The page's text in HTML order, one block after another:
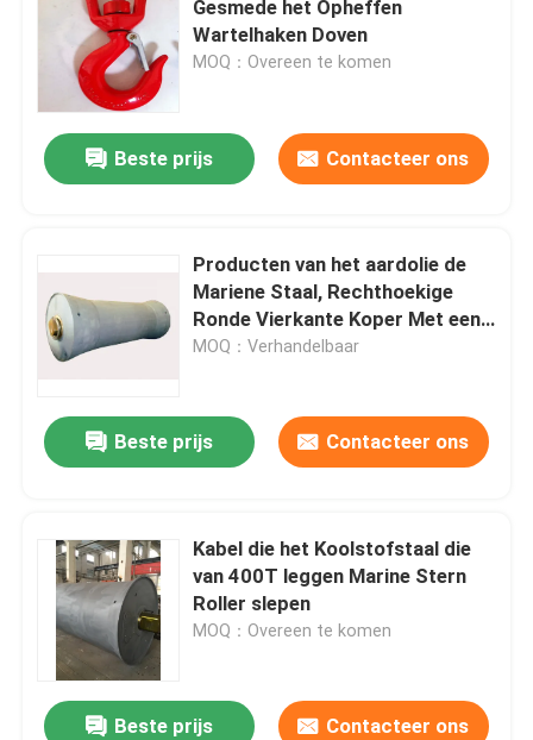
Mariene Dekuitrusting
De Machinesdelen van de metaalverwerking
Steiger en Toebehoren
rubbersporen
Gesmede het Opheffen
Wartelhaken Doven
MOQ：Overeen te komen
Beste prijs Contacteer ons
Producten van het aardolie de
Mariene Staal, Rechthoekige
Ronde Vierkante Koper Met een
laag bedekte API Pijp
MOQ：Verhandelbaar
Beste prijs Contacteer ons
Kabel die het Koolstofstaal die
van 400T leggen Marine Stern
Roller slepen
MOQ：Overeen te komen
Beste prijs Contacteer ons